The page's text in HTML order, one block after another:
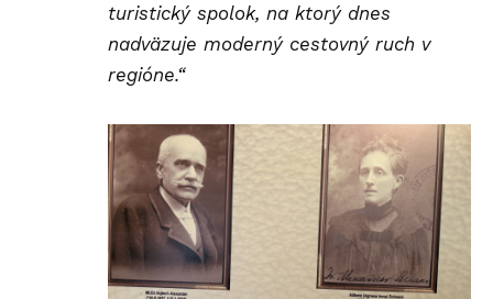
turistický spolok, na ktorý dnes
nadväzuje moderný cestovný ruch v
regióne.“